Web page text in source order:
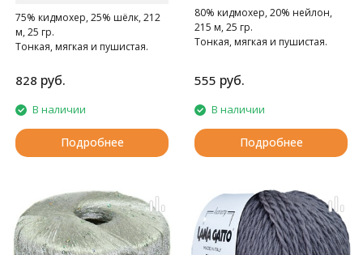
75% кидмохер, 25% шёлк, 212
м, 25 гр.
Тонкая, мягкая и пушистая.
828 руб.
В наличии
Подробнее
80% кидмохер, 20% нейлон,
215 м, 25 гр.
Тонкая, мягкая и пушистая.
555 руб.
В наличии
Подробнее